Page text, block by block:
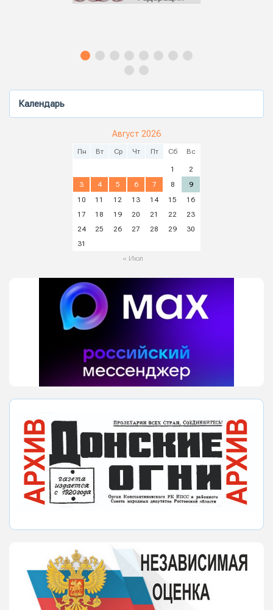
Календарь
Август 2026
Пн Вт Ср Чт Пт Сб Вс
1
2
3
4 5 6 7 8
9
10
11 12 13 14 15
16
17
18 19 20 21 22
23
24
25 26 27 28 29
30
31
« Июл